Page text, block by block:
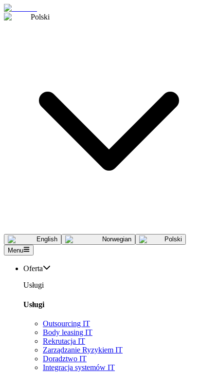
Polski
English Norwegian
Polski
Menu
Oferta
Usługi
Usługi
Outsourcing IT
Body leasing IT
Rekrutacja IT
Zarządzanie Ryzykiem IT
Doradztwo IT
Integracja systemów IT